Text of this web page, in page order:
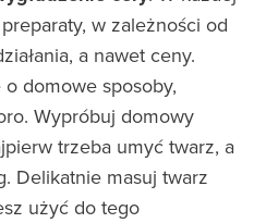
w zależności od
a nawet ceny.
domowe sposoby,
Wypróbuj domowy
trzeba umyć twarz, a
Delikatnie masuj twarz
użyć do tego